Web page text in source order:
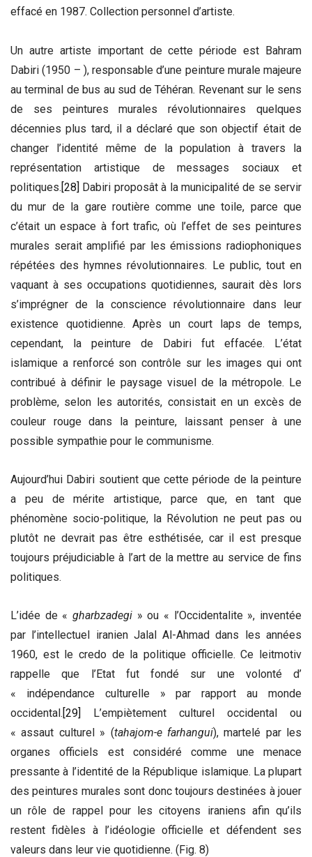
effacé en 1987. Collection personnel d’artiste.
Un autre artiste important de cette période est Bahram
Dabiri (1950 – ), responsable d’une peinture murale majeure
au terminal de bus au sud de Téhéran. Revenant sur le sens
de ses peintures murales révolutionnaires quelques
décennies plus tard, il a déclaré que son objectif était de
changer l’identité même de la population à travers la
représentation artistique de messages sociaux et
politiques.[28] Dabiri proposât à la municipalité de se servir
du mur de la gare routière comme une toile, parce que
c’était un espace à fort trafic, où l’effet de ses peintures
murales serait amplifié par les émissions radiophoniques
répétées des hymnes révolutionnaires. Le public, tout en
vaquant à ses occupations quotidiennes, saurait dès lors
s’imprégner de la conscience révolutionnaire dans leur
existence quotidienne. Après un court laps de temps,
cependant, la peinture de Dabiri fut effacée. L’état
islamique a renforcé son contrôle sur les images qui ont
contribué à définir le paysage visuel de la métropole. Le
problème, selon les autorités, consistait en un excès de
couleur rouge dans la peinture, laissant penser à une
possible sympathie pour le communisme.
Aujourd’hui Dabiri soutient que cette période de la peinture
a peu de mérite artistique, parce que, en tant que
phénomène socio-politique, la Révolution ne peut pas ou
plutôt ne devrait pas être esthétisée, car il est presque
toujours préjudiciable à l’art de la mettre au service de fins
politiques.
L’idée de « gharbzadegi » ou « l’Occidentalite », inventée
par l’intellectuel iranien Jalal Al-Ahmad dans les années
1960, est le credo de la politique officielle. Ce leitmotiv
rappelle que l’Etat fut fondé sur une volonté d’
« indépendance culturelle » par rapport au monde
occidental.[29]
L’empiètement culturel occidental ou
« assaut culturel » (tahajom-e farhangui), martelé par les
organes officiels est considéré comme une menace
pressante à l’identité de la République islamique. La plupart
des peintures murales sont donc toujours destinées à jouer
un rôle de rappel pour les citoyens iraniens afin qu’ils
restent fidèles à l’idéologie officielle et défendent ses
valeurs dans leur vie quotidienne. (Fig. 8)